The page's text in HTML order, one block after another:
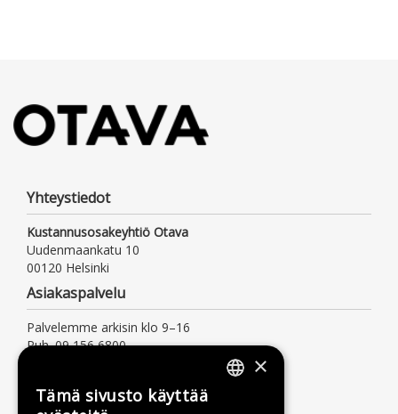
Yhteystiedot
Kustannusosakeyhtiö Otava
Uudenmaankatu 10
00120 Helsinki
Asiakaspalvelu
Palvelemme arkisin klo 9–16
Puh. 09 156 6800
Lisätietoa
×
Tämä sivusto käyttää